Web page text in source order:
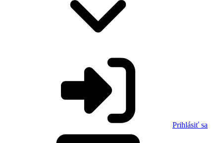
Prihlásiť sa